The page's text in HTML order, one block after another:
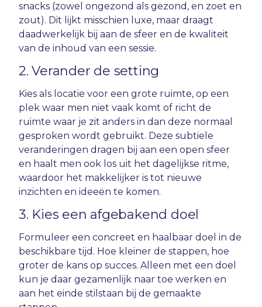
snacks (zowel ongezond als gezond, en zoet en
zout). Dit lijkt misschien luxe, maar draagt
daadwerkelijk bij aan de sfeer en de kwaliteit
van de inhoud van een sessie.
2. Verander de setting
Kies als locatie voor een grote ruimte, op een
plek waar men niet vaak komt of richt de
ruimte waar je zit anders in dan deze normaal
gesproken wordt gebruikt. Deze subtiele
veranderingen dragen bij aan een open sfeer
en haalt men ook los uit het dagelijkse ritme,
waardoor het makkelijker is tot nieuwe
inzichten en ideeën te komen.
3. Kies een afgebakend doel
Formuleer een concreet en haalbaar doel in de
beschikbare tijd. Hoe kleiner de stappen, hoe
groter de kans op succes. Alleen met een doel
kun je daar gezamenlijk naar toe werken en
aan het einde stilstaan bij de gemaakte